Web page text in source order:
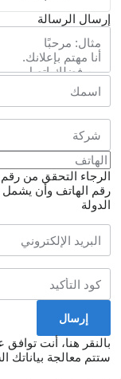
إرسال الرسالة
الرجاء التحقق من رقم
رقم الهاتف وأن يشمل
الدولة
بالنقر هنا، أنت توافق
ستتم معالجة